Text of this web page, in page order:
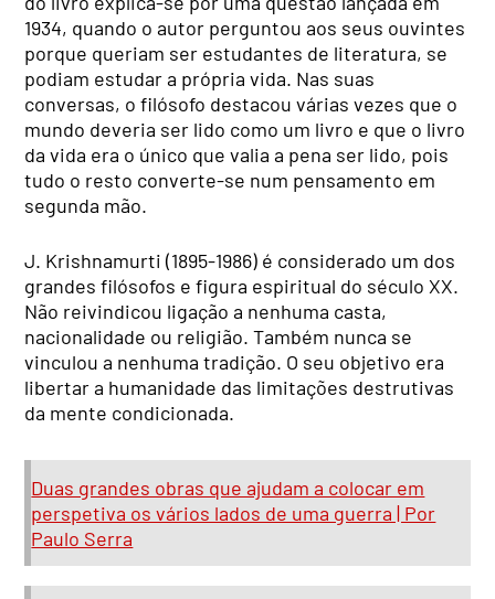
1934, quando o autor perguntou aos seus ouvintes
porque queriam ser estudantes de literatura, se
podiam estudar a própria vida. Nas suas
conversas, o filósofo destacou várias vezes que o
mundo deveria ser lido como um livro e que o livro
da vida era o único que valia a pena ser lido, pois
tudo o resto converte-se num pensamento em
segunda mão.
J. Krishnamurti (1895-1986) é considerado um dos
grandes filósofos e figura espiritual do século XX.
Não reivindicou ligação a nenhuma casta,
nacionalidade ou religião. Também nunca se
vinculou a nenhuma tradição. O seu objetivo era
libertar a humanidade das limitações destrutivas
da mente condicionada.
Duas grandes obras que ajudam a colocar em
perspetiva os vários lados de uma guerra | Por
Paulo Serra